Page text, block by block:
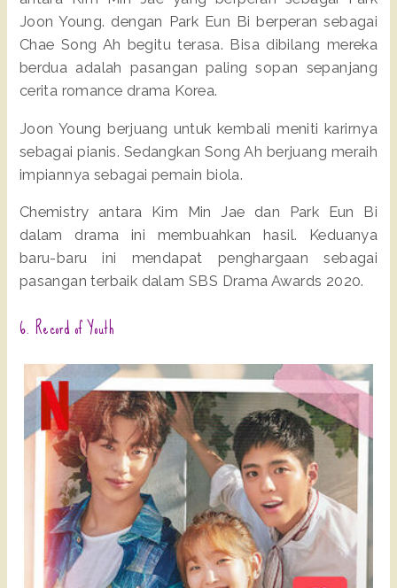
Joon Young. dengan Park Eun Bi berperan sebagai
Chae Song Ah begitu terasa. Bisa dibilang mereka
berdua adalah pasangan paling sopan sepanjang
cerita romance drama Korea.
Joon Young berjuang untuk kembali meniti karirnya
sebagai pianis. Sedangkan Song Ah berjuang meraih
impiannya sebagai pemain biola.
Chemistry antara Kim Min Jae dan Park Eun Bi
dalam drama ini membuahkan hasil. Keduanya
baru-baru ini mendapat penghargaan sebagai
pasangan terbaik dalam SBS Drama Awards 2020.
6. Record of Youth